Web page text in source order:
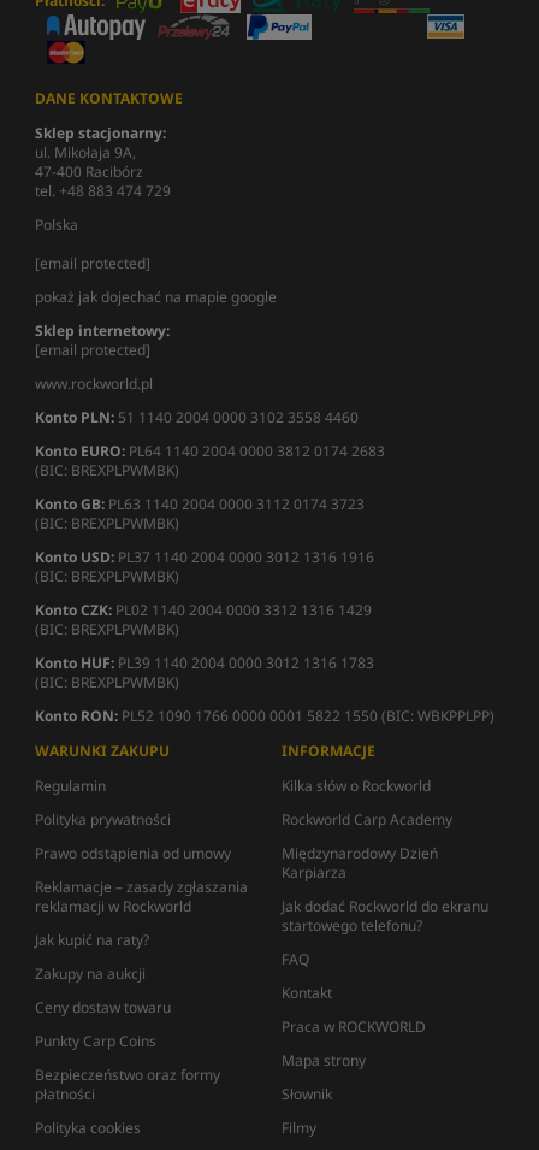
DANE KONTAKTOWE
Sklep stacjonarny:
ul. Mikołaja 9A,
47-400 Racibórz
tel. +48 883 474 729
Polska
[email protected]
pokaż jak dojechać na mapie google
Sklep internetowy:
[email protected]
www.rockworld.pl
Konto PLN: 51 1140 2004 0000 3102 3558 4460
Konto EURO: PL64 1140 2004 0000 3812 0174 2683
(BIC: BREXPLPWMBK)
Konto GB: PL63 1140 2004 0000 3112 0174 3723
(BIC: BREXPLPWMBK)
Konto USD: PL37 1140 2004 0000 3012 1316 1916
(BIC: BREXPLPWMBK)
Konto CZK: PL02 1140 2004 0000 3312 1316 1429
(BIC: BREXPLPWMBK)
Konto HUF: PL39 1140 2004 0000 3012 1316 1783
(BIC: BREXPLPWMBK)
Konto RON: PL52 1090 1766 0000 0001 5822 1550 (BIC: WBKPPLPP)
WARUNKI ZAKUPU
Regulamin
Polityka prywatności
Prawo odstąpienia od umowy
Reklamacje – zasady zgłaszania
reklamacji w Rockworld
Jak kupić na raty?
Zakupy na aukcji
Ceny dostaw towaru
Punkty Carp Coins
Bezpieczeństwo oraz formy
płatności
Polityka cookies
INFORMACJE
Kilka słów o Rockworld
Rockworld Carp Academy
Międzynarodowy Dzień
Karpiarza
Jak dodać Rockworld do ekranu
startowego telefonu?
FAQ
Kontakt
Praca w ROCKWORLD
Mapa strony
Słownik
Filmy